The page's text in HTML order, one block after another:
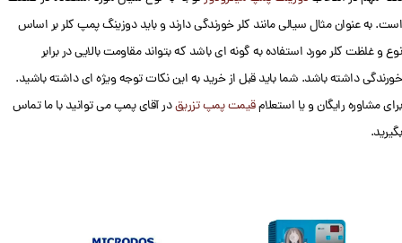
است. به عنوان مثال سیالی مانند کلر خورندگی دارند و باید دوزینگ پمپ کلر بر اساس
نوع و غلظت کلر مورد استفاده به گونه ای باشد که بتواند مقاومت بالایی در برابر
خورندگی داشته باشد. شما باید قبل از خرید به این نکات توجه ویژه ای داشته باشید.
برای مشاوره رایگان و یا استعلامقیمت پمپ تزریقدر آقای پمپ می توانید با ما تماس
بگیرید.